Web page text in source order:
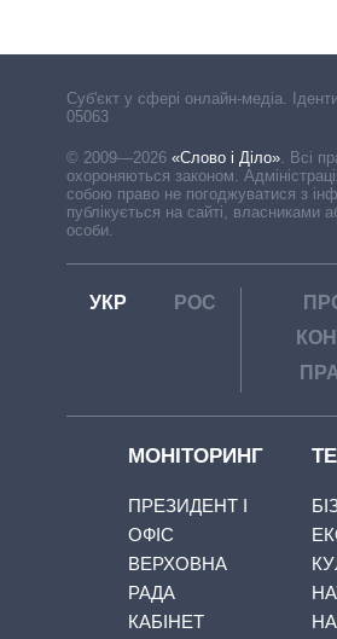
Cуб'єкт у сфері онлайн-медіа.
05063
© 2009—2026 «Слово і Діло». Всі
охороняються законом.
собою право не погоджуватися з
публікується на сайті, власниками
особи.
УКР РОС
МОНІТОРИНГ
ПРЕЗИДЕНТ І
ОФІС
ВЕРХОВНА
РАДА
КАБІНЕТ